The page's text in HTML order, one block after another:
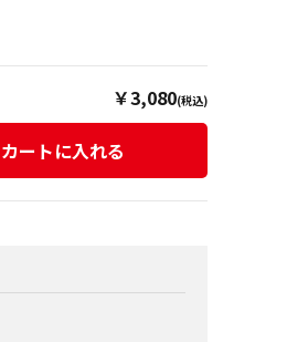
￥3,080(税込)
カートに入れる